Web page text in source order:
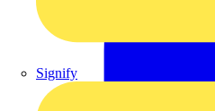
Signify